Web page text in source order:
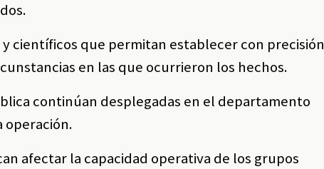
científicos que permitan establecer con precisión
en las que ocurrieron los hechos.
continúan desplegadas en el departamento
operación.
afectar la capacidad operativa de los grupos